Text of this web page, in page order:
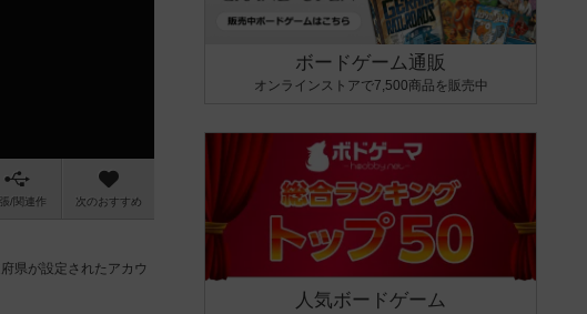
/関連作 次のおすすめ
県が設定されたアカウ
ボードゲーム通販
オンラインストアで7,500商品を販売中
人気ボードゲーム